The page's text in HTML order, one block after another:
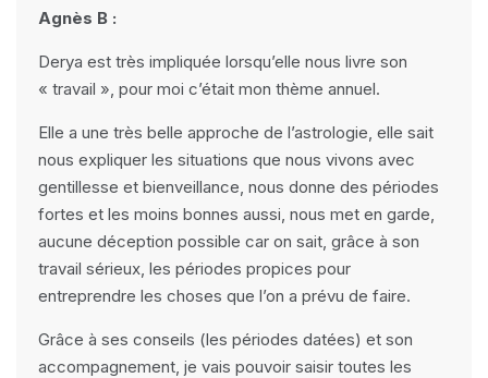
Agnès B :
Derya est très impliquée lorsqu’elle nous livre son
« travail », pour moi c’était mon thème annuel.
Elle a une très belle approche de l’astrologie, elle sait
nous expliquer les situations que nous vivons avec
gentillesse et bienveillance, nous donne des périodes
fortes et les moins bonnes aussi, nous met en garde,
aucune déception possible car on sait, grâce à son
travail sérieux, les périodes propices pour
entreprendre les choses que l’on a prévu de faire.
Grâce à ses conseils (les périodes datées) et son
accompagnement, je vais pouvoir saisir toutes les